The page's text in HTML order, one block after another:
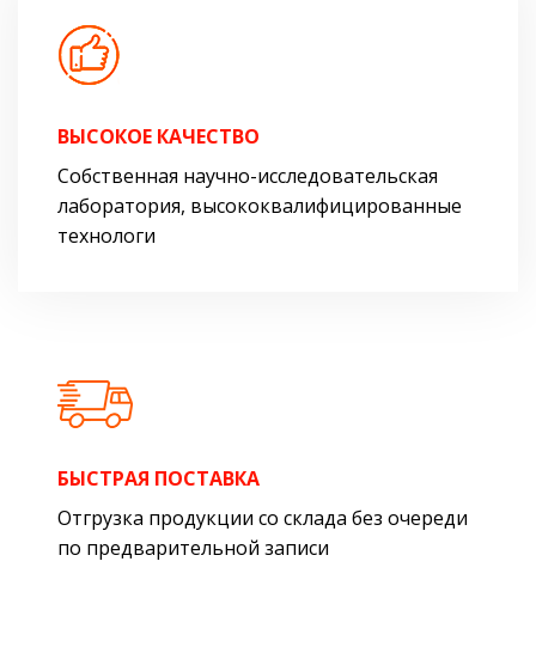
ВЫСОКОЕ КАЧЕСТВО
Собственная научно-исследовательская
лаборатория, высококвалифицированные
технологи
БЫСТРАЯ ПОСТАВКА
Отгрузка продукции со склада без очереди
по предварительной записи